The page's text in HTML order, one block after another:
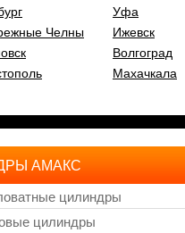
Уфа
Челны
Ижевск
Волгоград
Махачкала
АМАКС
цилиндры
цилиндры